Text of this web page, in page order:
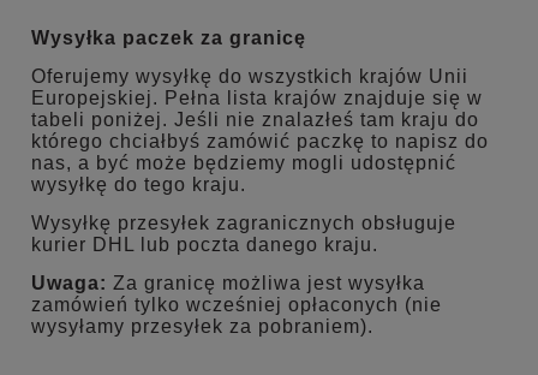
Wysyłka paczek za granicę
Oferujemy wysyłkę do wszystkich krajów Unii
Europejskiej. Pełna lista krajów znajduje się w
tabeli poniżej. Jeśli nie znalazłeś tam kraju do
którego chciałbyś zamówić paczkę to napisz do
nas, a być może będziemy mogli udostępnić
wysyłkę do tego kraju.
Wysyłkę przesyłek zagranicznych obsługuje
kurier DHL lub poczta danego kraju.
Uwaga: Za granicę możliwa jest wysyłka
zamówień tylko wcześniej opłaconych (nie
wysyłamy przesyłek za pobraniem).